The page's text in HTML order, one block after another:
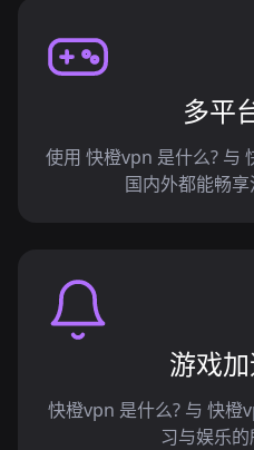
多平
使用 快橙vpn 是什么? 与
国内外都能畅享
游戏
快橙vpn 是什么? 与 快橙
习与娱乐的